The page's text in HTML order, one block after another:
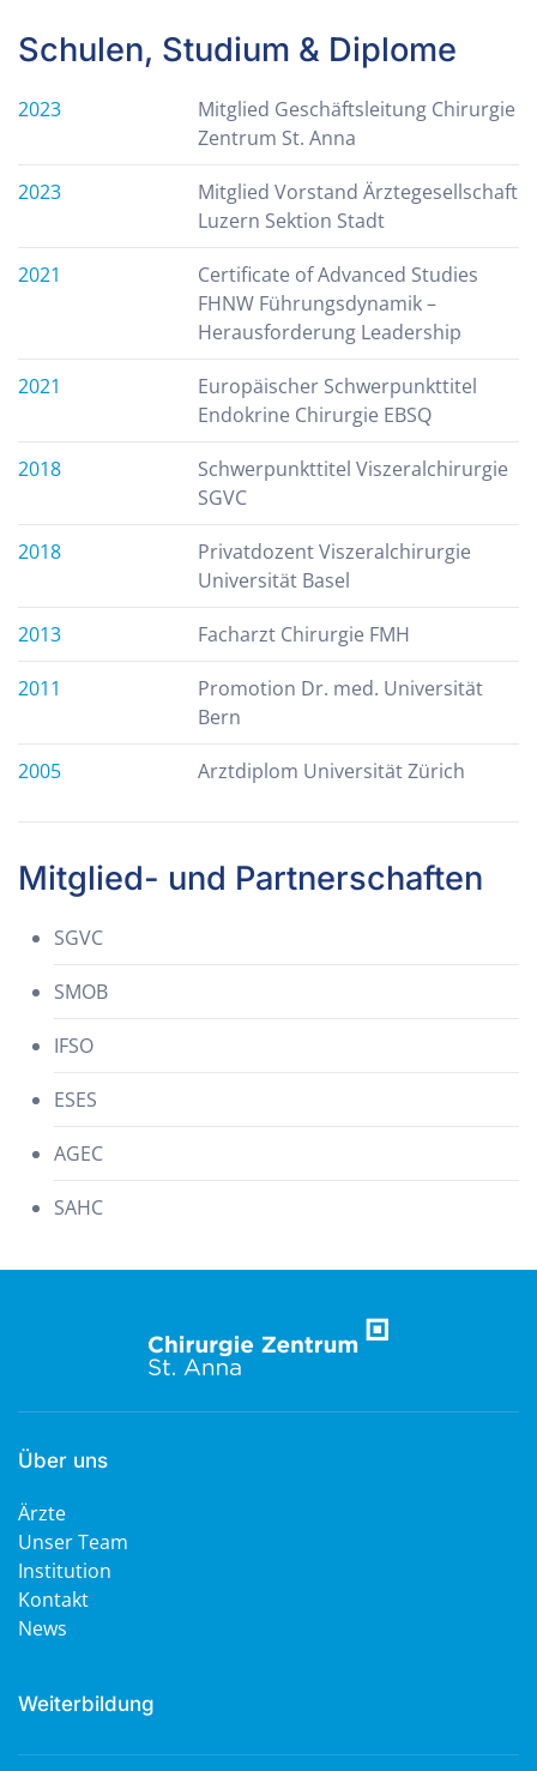
Schulen, Studium & Diplome
2023
Mitglied Geschäftsleitung Chirurgie
Zentrum St. Anna
2023
Mitglied Vorstand Ärztegesellschaft
Luzern Sektion Stadt
2021
Certificate of Advanced Studies
FHNW Führungsdynamik –
Herausforderung Leadership
2021
Europäischer Schwerpunkttitel
Endokrine Chirurgie EBSQ
2018
Schwerpunkttitel Viszeralchirurgie
SGVC
2018
Privatdozent Viszeralchirurgie
Universität Basel
2013 Facharzt Chirurgie FMH
2011
Promotion Dr. med. Universität
Bern
2005 Arztdiplom Universität Zürich
Mitglied- und Partnerschaften
SGVC
SMOB
IFSO
ESES
AGEC
SAHC
Über uns
Ärzte
Unser Team
Institution
Kontakt
News
Weiterbildung